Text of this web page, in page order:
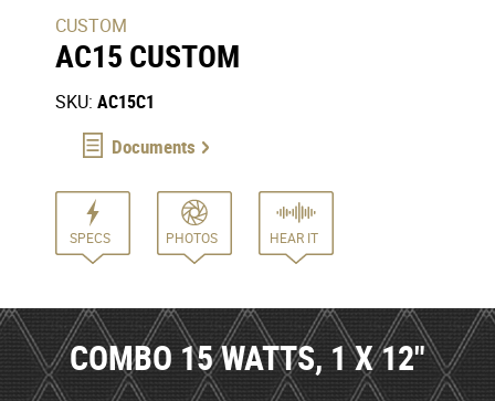
CUSTOM
AC15 CUSTOM
SKU: AC15C1
Documents
SPECS PHOTOS HEAR IT
COMBO 15 WATTS, 1 X 12"